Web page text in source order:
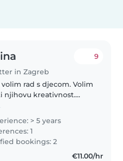
in Zagreb
9
volim rad s djecom. Volim
njihovu kreativnost.
sviranjem itd.
godine iskustva u
djece svih uzrasta, a
> 5 years
1
bookings: 2
€11.00/hr